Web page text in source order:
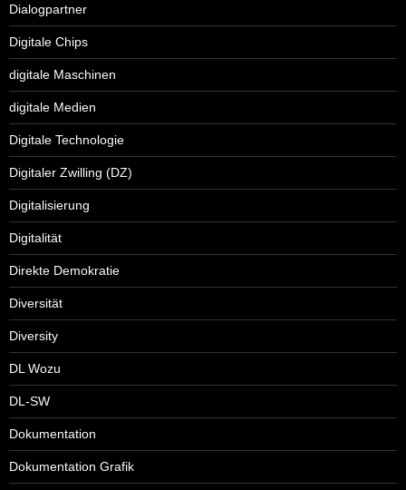
Dialogpartner
Digitale Chips
digitale Maschinen
digitale Medien
Digitale Technologie
Digitaler Zwilling (DZ)
Digitalisierung
Digitalität
Direkte Demokratie
Diversität
Diversity
DL Wozu
DL-SW
Dokumentation
Dokumentation Grafik